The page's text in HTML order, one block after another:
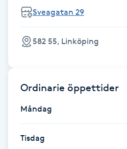
Fotsvamp
Fransar
Fransborttagning
Fransfärgning
Sveagatan 29
582 55, Linköping
Ordinarie öppettider
Måndag
Tisdag